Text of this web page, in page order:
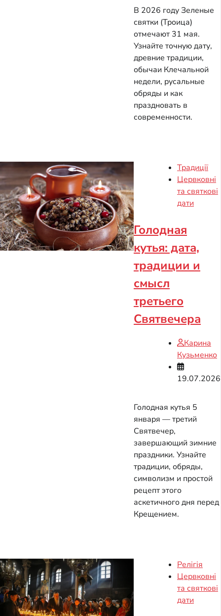
В 2026 году Зеленые
святки (Троица)
отмечают 31 мая.
Узнайте точную дату,
древние традиции,
обычаи Клечальной
недели, русальные
обряды и как
праздновать в
современности.
Традиції
Цервковні
та святкові
дати
Голодная
кутья: дата,
традиции и
смысл
третьего
Святвечера
Карина
Кузьменко
19.07.2026
Голодная кутья 5
января — третий
Святвечер,
завершающий зимние
праздники. Узнайте
традиции, обряды,
символизм и простой
рецепт этого
аскетичного дня перед
Крещением.
Релігія
Цервковні
та святкові
дати